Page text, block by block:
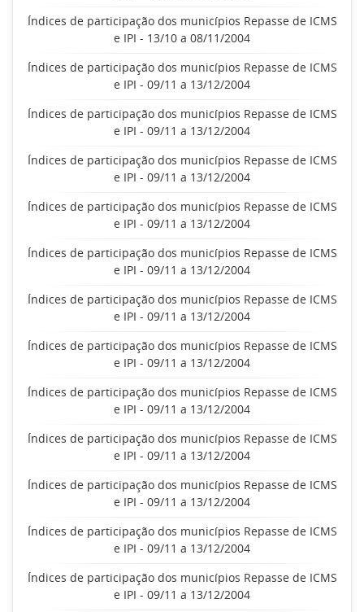
Índices de participação dos municípios Repasse de ICMS
e IPI - 13/10 a 08/11/2004
Índices de participação dos municípios Repasse de ICMS
e IPI - 09/11 a 13/12/2004
Índices de participação dos municípios Repasse de ICMS
e IPI - 09/11 a 13/12/2004
Índices de participação dos municípios Repasse de ICMS
e IPI - 09/11 a 13/12/2004
Índices de participação dos municípios Repasse de ICMS
e IPI - 09/11 a 13/12/2004
Índices de participação dos municípios Repasse de ICMS
e IPI - 09/11 a 13/12/2004
Índices de participação dos municípios Repasse de ICMS
e IPI - 09/11 a 13/12/2004
Índices de participação dos municípios Repasse de ICMS
e IPI - 09/11 a 13/12/2004
Índices de participação dos municípios Repasse de ICMS
e IPI - 09/11 a 13/12/2004
Índices de participação dos municípios Repasse de ICMS
e IPI - 09/11 a 13/12/2004
Índices de participação dos municípios Repasse de ICMS
e IPI - 09/11 a 13/12/2004
Índices de participação dos municípios Repasse de ICMS
e IPI - 09/11 a 13/12/2004
Índices de participação dos municípios Repasse de ICMS
e IPI - 09/11 a 13/12/2004